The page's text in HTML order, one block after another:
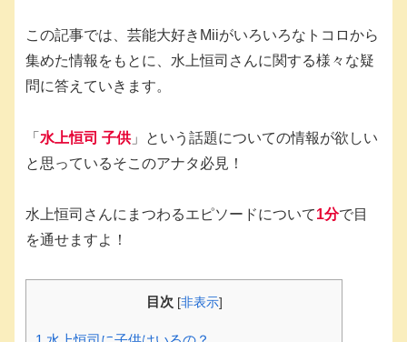
この記事では、芸能大好きMiiがいろいろなトコロから
集めた情報をもとに、水上恒司さんに関する様々な疑
問に答えていきます。
「 水上恒司 子供」という話題についての情報が欲しい
と思っているそこのアナタ必見！
水上恒司さんにまつわるエピソードについて1分で目
を通せますよ！
目次 [非表示]